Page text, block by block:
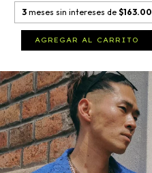
3 meses sin intereses de $163.00
AGREGAR AL CARRITO